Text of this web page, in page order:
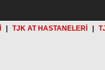
TJK AT HASTANELERİ